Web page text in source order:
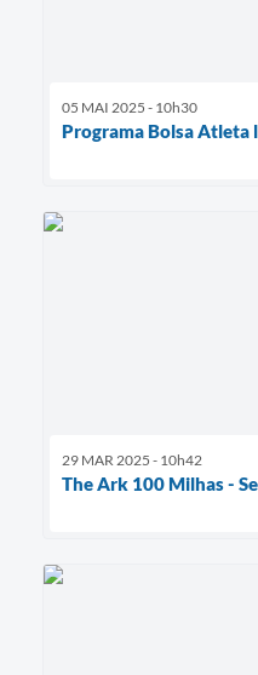
05 MAI 2025 - 10h30
Programa Bolsa Atleta
29 MAR 2025 - 10h42
The Ark 100 Milhas -